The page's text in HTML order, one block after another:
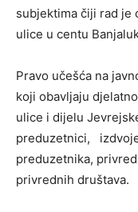
subjektima čiji rad je
ulice u centu
Pravo učešća na
koji obavljaju
ulice i dijelu
preduzetnici,
preduzetnika,
privrednih društava.